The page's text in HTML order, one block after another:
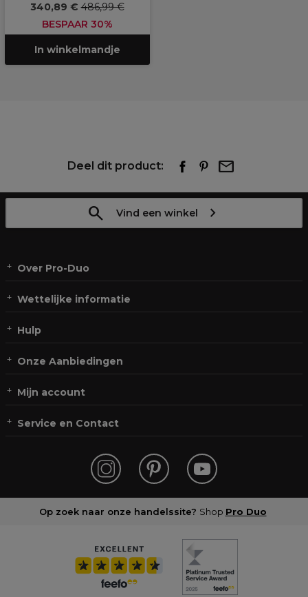
340,89 €486,99 €
BESPAAR 30%
In winkelmandje
Deel dit product:
Vind een winkel
Over Pro-Duo
Wettelijke informatie
Hulp
Onze Aanbiedingen
Mijn account
Service en Contact
Op zoek naar onze handelssite? Shop Pro Duo